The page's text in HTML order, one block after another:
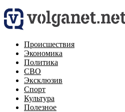
Происшествия
Экономика
Политика
СВО
Эксклюзив
Спорт
Культура
Полезное